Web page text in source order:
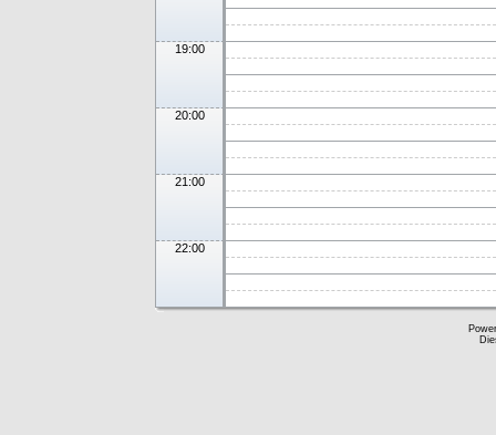
19:00
20:00
21:00
22:00